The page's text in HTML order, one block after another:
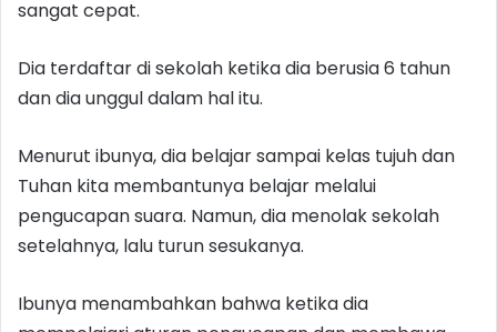
sangat cepat.
Dia terdaftar di sekolah ketika dia berusia 6 tahun
dan dia unggul dalam hal itu.
Menurut ibunya, dia belajar sampai kelas tujuh dan
Tuhan kita membantunya belajar melalui
pengucapan suara. Namun, dia menolak sekolah
setelahnya, lalu turun sesukanya.
Ibunya menambahkan bahwa ketika dia